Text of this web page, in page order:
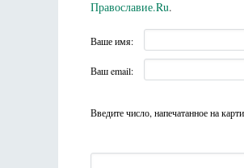
Православие.Ru.
Ваше имя:
Ваш email:
Введите число, напечатанное на